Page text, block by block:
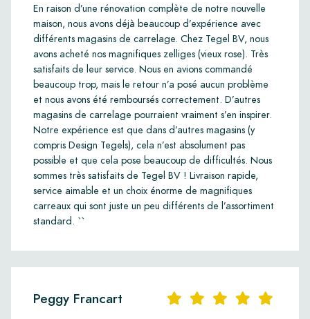
En raison d’une rénovation complète de notre nouvelle
maison, nous avons déjà beaucoup d’expérience avec
différents magasins de carrelage. Chez Tegel BV, nous
avons acheté nos magnifiques zelliges (vieux rose). Très
satisfaits de leur service. Nous en avions commandé
beaucoup trop, mais le retour n’a posé aucun problème
et nous avons été remboursés correctement. D’autres
magasins de carrelage pourraient vraiment s’en inspirer.
Notre expérience est que dans d’autres magasins (y
compris Design Tegels), cela n’est absolument pas
possible et que cela pose beaucoup de difficultés. Nous
sommes très satisfaits de Tegel BV ! Livraison rapide,
service aimable et un choix énorme de magnifiques
carreaux qui sont juste un peu différents de l’assortiment
standard. ``
Peggy Francart